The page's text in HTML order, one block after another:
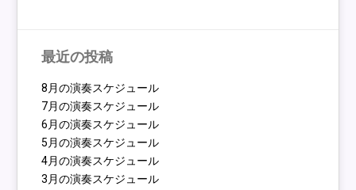
最近の投稿
8月の演奏スケジュール
7月の演奏スケジュール
6月の演奏スケジュール
5月の演奏スケジュール
4月の演奏スケジュール
3月の演奏スケジュール